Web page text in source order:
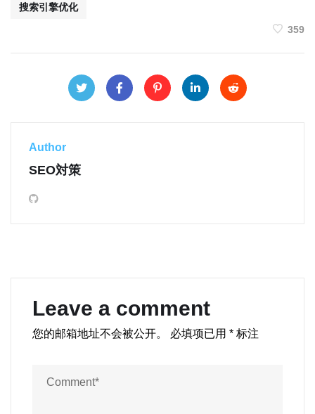
搜索引擎优化
359
Author
SEO対策
Leave a comment
您的邮箱地址不会被公开。 必填项已用 * 标注